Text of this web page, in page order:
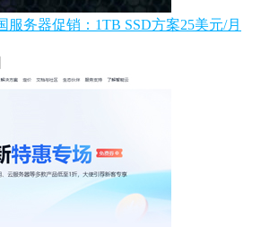
服务器促销：1TB SSD方案25美元/月